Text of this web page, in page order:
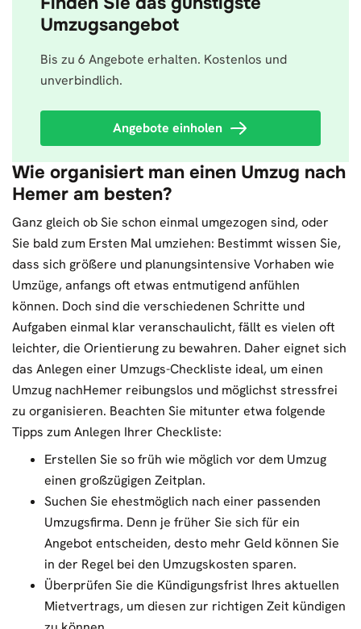
Umzugsangebot
Bis zu 6 Angebote erhalten. Kostenlos und
unverbindlich.
Angebote einholen
Wie organisiert man einen Umzug nach
Hemer am besten?
Ganz gleich ob Sie schon einmal umgezogen sind, oder
Sie bald zum Ersten Mal umziehen: Bestimmt wissen Sie,
dass sich größere und planungsintensive Vorhaben wie
Umzüge, anfangs oft etwas entmutigend anfühlen
können. Doch sind die verschiedenen Schritte und
Aufgaben einmal klar veranschaulicht, fällt es vielen oft
leichter, die Orientierung zu bewahren. Daher eignet sich
das Anlegen einer Umzugs-Checkliste ideal, um einen
Umzug nachHemer reibungslos und möglichst stressfrei
zu organisieren. Beachten Sie mitunter etwa folgende
Tipps zum Anlegen Ihrer Checkliste:
Erstellen Sie so früh wie möglich vor dem Umzug
einen großzügigen Zeitplan.
Suchen Sie ehestmöglich nach einer passenden
Umzugsfirma. Denn je früher Sie sich für ein
Angebot entscheiden, desto mehr Geld können Sie
in der Regel bei den Umzugskosten sparen.
Überprüfen Sie die Kündigungsfrist Ihres aktuellen
Mietvertrags, um diesen zur richtigen Zeit kündigen